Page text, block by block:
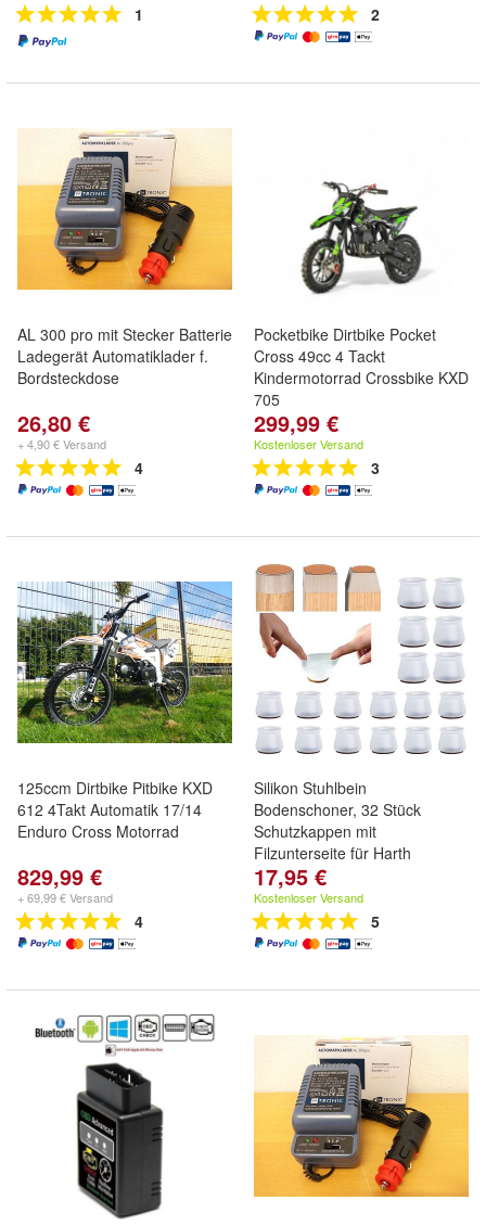
1 2
AL 300 pro mit Stecker Batterie
Ladegerät Automatiklader f.
Bordsteckdose
26,80 €
+ 4,90 € Versand
4
Pocketbike Dirtbike Pocket
Cross 49cc 4 Tackt
Kindermotorrad Crossbike KXD
705
299,99 €
Kostenloser Versand
3
125ccm Dirtbike Pitbike KXD
612 4Takt Automatik 17/14
Enduro Cross Motorrad
829,99 €
+ 69,99 € Versand
4
Silikon Stuhlbein
Bodenschoner, 32 Stück
Schutzkappen mit
Filzunterseite für Harth
17,95 €
Kostenloser Versand
5